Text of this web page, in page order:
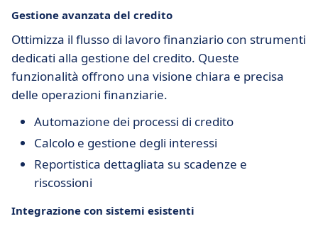
Gestione avanzata del credito
Ottimizza il flusso di lavoro finanziario con strumenti
dedicati alla gestione del credito. Queste
funzionalità offrono una visione chiara e precisa
delle operazioni finanziarie.
Automazione dei processi di credito
Calcolo e gestione degli interessi
Reportistica dettagliata su scadenze e
riscossioni
Integrazione con sistemi esistenti